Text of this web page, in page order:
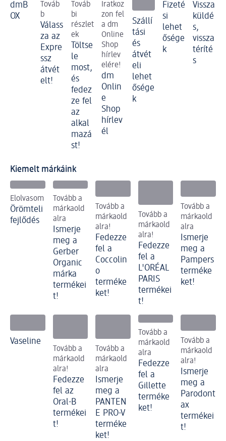
dmB
OX
Továb
b
Válass
za az
Expre
ssz
átvét
elt!
Továb
bi
részlet
ek
Töltse
le
most,
és
fedez
ze fel
az
alkal
mazá
st!
Iratkoz
zon fel
a dm
Online
Shop
hírlev
elére!
dm
Onlin
e
Shop
hírlev
él
Szállí
tási
és
átvét
eli
lehet
ősége
k
Fizeté
si
lehet
ősége
k
Vissza
küldé
s,
vissza
téríté
s
Kiemelt márkáink
Elolvasom
Örömteli
fejlődés
Tovább a
márkaold
alra
Ismerje
meg a
Gerber
Organic
márka
termékei
t!
Tovább a
márkaold
alra!
Fedezze
fel a
Coccolin
o
terméke
ket!
Tovább a
márkaold
alra!
Fedezze
fel a
L'ORÉAL
PARIS
termékei
t!
Tovább a
márkaold
alra
Ismerje
meg a
Pampers
terméke
ket!
Vaseline
Tovább a
márkaold
alra!
Fedezze
fel az
Oral-B
termékei
t!
Tovább a
márkaold
alra
Ismerje
meg a
PANTEN
E PRO-V
terméke
ket!
Tovább a
márkaold
alra
Fedezze
fel a
Gillette
terméke
ket!
Tovább a
márkaold
alra!
Ismerje
meg a
Parodont
ax
termékei
t!